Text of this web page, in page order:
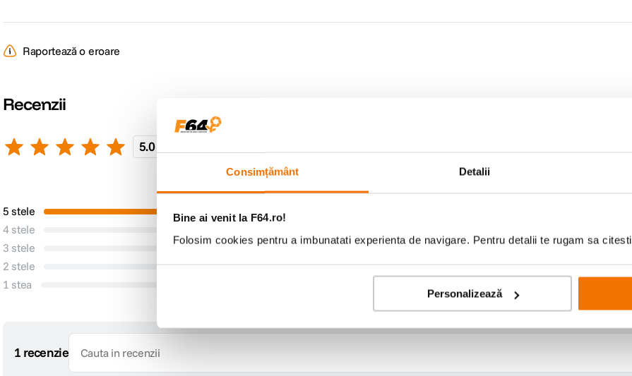
Consimțământ Detalii
Bine ai venit la F64.ro!
Folosim cookies pentru a imbunatati experienta de navigare. Pentru detalii te rugam sa citesti
Personalizează
Raportează o eroare
Recenzii
5.0
5 stele
4 stele
3 stele 0
2 stele 0
1 stea
Pro Contra
1 recenzie